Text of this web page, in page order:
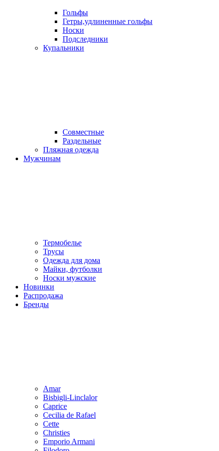
Гольфы
Гетры,удлиненные гольфы
Носки
Подследники
Купальники
Совместные
Раздельные
Пляжная одежда
Мужчинам
Термобелье
Трусы
Одежда для дома
Майки, футболки
Носки мужские
Новинки
Распродажа
Бренды
Amar
Bisbigli-Linclalor
Caprice
Cecilia de Rafael
Cette
Christies
Emporio Armani